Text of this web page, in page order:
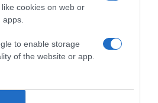
cookies on web or
to enable storage
of the website or app.
gereblyéket, lapátokat és rostákat
megóvják a házat a
megemlékeznek az eltávozott